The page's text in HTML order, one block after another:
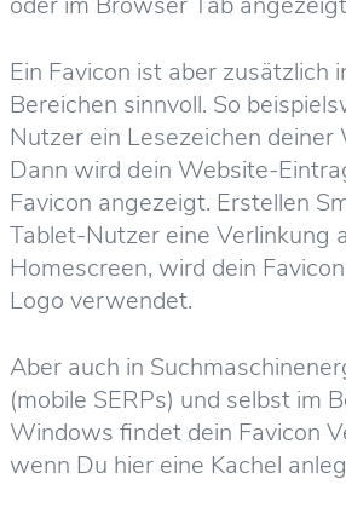
Ein Favicon ist aber zusätzlich
Bereichen sinnvoll. So
Nutzer ein Lesezeichen deiner
Dann wird dein Website-
Favicon angezeigt. Erstellen
Tablet-Nutzer eine Verlinkung
Homescreen, wird dein
Logo verwendet.
Aber auch in
(mobile SERPs) und selbst im
Windows findet dein Favicon
wenn Du hier eine Kachel